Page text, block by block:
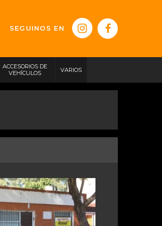
SEGUINOS EN
ACCESORIOS DE
VEHÍCULOS
VARIOS